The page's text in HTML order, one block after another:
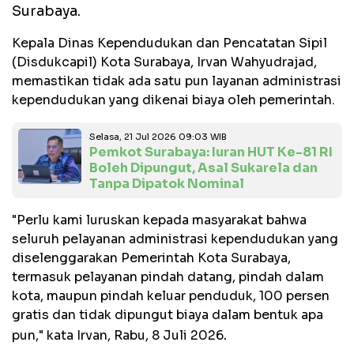
Surabaya.
Kepala Dinas Kependudukan dan Pencatatan Sipil
(Disdukcapil) Kota Surabaya, Irvan Wahyudrajad,
memastikan tidak ada satu pun layanan administrasi
kependudukan yang dikenai biaya oleh pemerintah.
Selasa, 21 Jul 2026 09:03 WIB
Pemkot Surabaya: Iuran HUT Ke-81 RI
Boleh Dipungut, Asal Sukarela dan
Tanpa Dipatok Nominal
"Perlu kami luruskan kepada masyarakat bahwa
seluruh pelayanan administrasi kependudukan yang
diselenggarakan Pemerintah Kota Surabaya,
termasuk pelayanan pindah datang, pindah dalam
kota, maupun pindah keluar penduduk, 100 persen
gratis dan tidak dipungut biaya dalam bentuk apa
pun," kata Irvan, Rabu, 8 Juli 2026.